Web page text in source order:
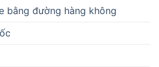
bằng đường hàng không